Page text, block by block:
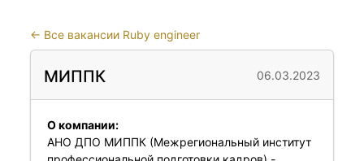
← Все вакансии Ruby engineer
МИППК 06.03.2023
О компании:
АНО ДПО МИППК (Межрегиональный институт